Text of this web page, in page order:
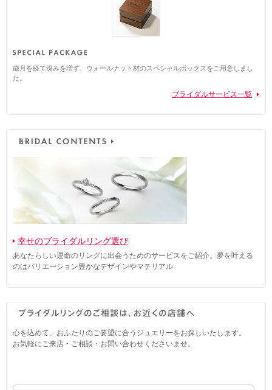
歳月を経て深みを増す、ウォールナット材のスペシャルボックスをご用意しまし
た。
ブライダルサービス一覧
幸せのブライダルリング選び
あなたらしい運命のリングに出会うためのサービスをご紹介。夢を叶える
のはバリエーション豊かなデザインやマテリアル
心を込めて、おふたりのご要望に合うジュエリーをお探しいたします。
お気軽にご来店・ご相談・お問い合わせくださいませ。